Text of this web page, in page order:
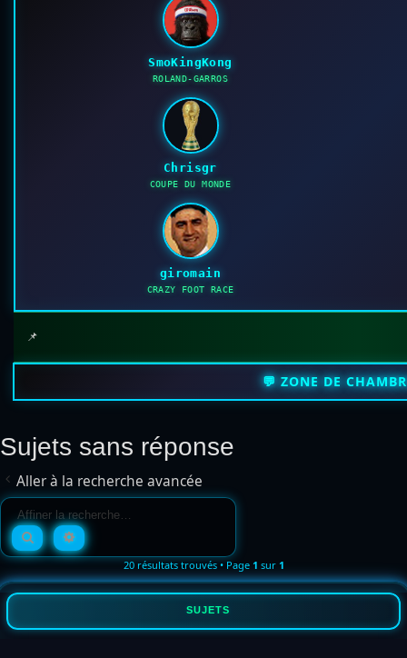
SmoKingKong
ROLAND-GARROS
Chrisgr
COUPE DU MONDE
giromain
CRAZY FOOT RACE
📌
💬 ZONE DE
Sujets sans réponse
Aller à la recherche avancée
RechercherRecherche avancée
20 résultats trouvés • Page 1 sur 1
SUJETS